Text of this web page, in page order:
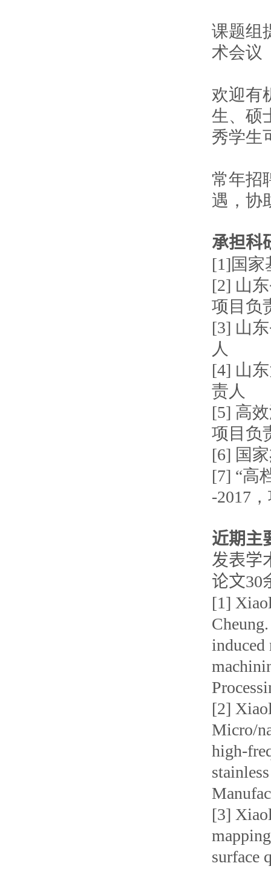
课题组
术会议
欢迎有
生、硕
秀学生
常年招
遇，协
承担科
[1]国家
[2] 山
项目负
[3] 山
人
[4] 山
责人
[5] 高
项目负
[6] 国
[7] “高
-2017
近期主
发表学
论文30
[1]
[2]
Micro/
high-
[3]
surface